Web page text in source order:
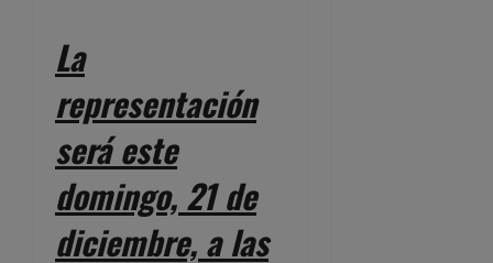
La
representación
será este
domingo, 21 de
diciembre, a las